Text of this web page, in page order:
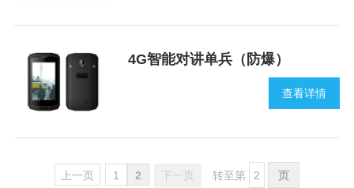
4G智能对讲单兵（防爆）
查看详情
上一页 1 2 下一页 转至第